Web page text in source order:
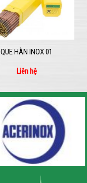
QUE HÀN INOX 01
Liên hệ